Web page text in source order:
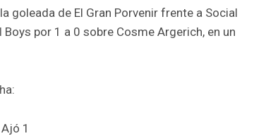
goleada de El Gran Porvenir frente a Social
por 1 a 0 sobre Cosme Argerich, en un
1